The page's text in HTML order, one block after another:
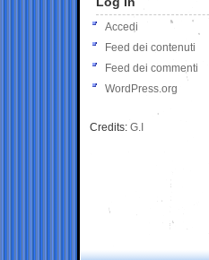
Accedi
Feed dei contenuti
Feed dei commenti
WordPress.org
Credits: G.I